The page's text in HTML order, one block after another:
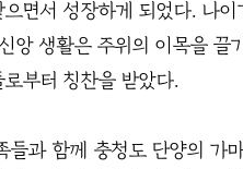
면서 성장하게 되었다. 나
앙 생활은 주위의 이목을 끌
부터 칭찬을 받았다.
들과 함께 충청도 단양의 가